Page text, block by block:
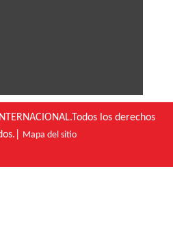
los derechos
Mapa del sitio